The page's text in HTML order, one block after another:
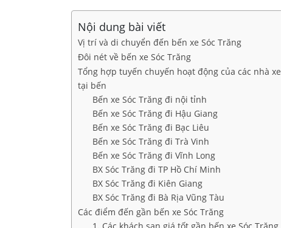
Nội dung bài viết
Vị trí và di chuyển đến bến xe Sóc Trăng
Đôi nét về bến xe Sóc Trăng
Tổng hợp tuyến chuyến hoạt động của các nhà xe
tại bến
Bến xe Sóc Trăng đi nội tỉnh
Bến xe Sóc Trăng đi Hậu Giang
Bến xe Sóc Trăng đi Bạc Liêu
Bến xe Sóc Trăng đi Trà Vinh
Bến xe Sóc Trăng đi Vĩnh Long
BX Sóc Trăng đi TP Hồ Chí Minh
BX Sóc Trăng đi Kiên Giang
BX Sóc Trăng đi Bà Rịa Vũng Tàu
Các điểm đến gần bến xe Sóc Trăng